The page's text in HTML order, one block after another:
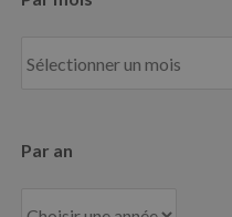
mois
Par an